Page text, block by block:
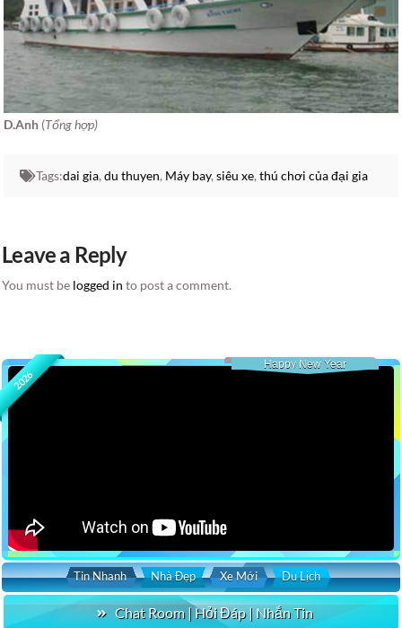
D.Anh (Tổng hợp)
Tags:dai gia, du thuyen, Máy bay, siêu xe, thú chơi của đại gia
Leave a Reply
You must be logged in to post a comment.
2026
Happy New Year
Tin Nhanh Nhà Đẹp Xe Mới Du Lịch
Chat Room | Hỏi Đáp | Nhắn Tin